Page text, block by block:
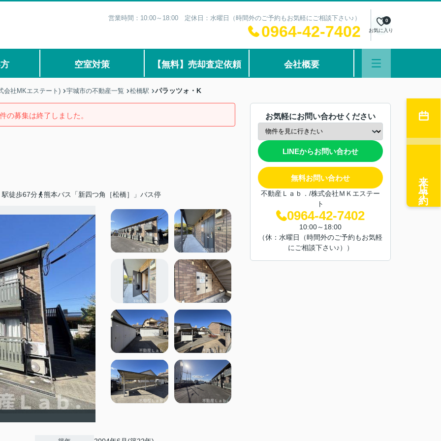
営業時間：10:00～18:00 定休日：水曜日（時間外のご予約もお気軽にご相談下さい♪）
0964-42-7402 お気に入り
0
空室対策 【無料】売却査定依頼 会社概要
会社MKエステート) 宇城市の不動産一覧 松橋駅 パラッツォ・K
の募集は終了しました。
駅徒歩67分 熊本バス「新四つ角［松橋］」バス停
お気軽にお問い合わせください
LINEからお問い合わせ
無料お問い合わせ
不動産Ｌａｂ．/株式会社ＭＫエステー
ト
0964-42-7402
10:00～18:00
（休：水曜日（時間外のご予約もお気軽
にご相談下さい♪））
来店予約